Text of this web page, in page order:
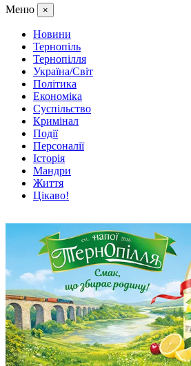
Меню ×
Новини
Тернопіль
Тернопілля
Україна/Світ
Політика
Економіка
Суспільство
Кримінал
Події
Персоналії
Історія
Мандри
Життя
Цікаво!